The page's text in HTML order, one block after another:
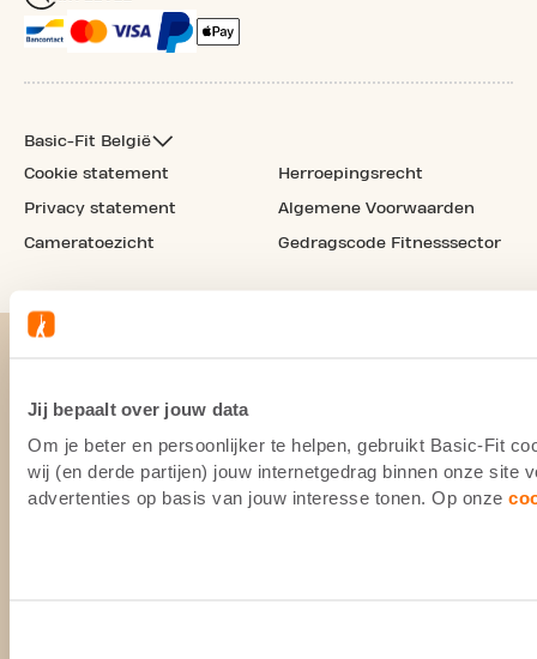
Jij bepaalt over jouw data
Om je beter en persoonlijker te helpen, gebruikt Basic-Fit
wij (en derde partijen) jouw internetgedrag binnen onze site
advertenties op basis van jouw interesse tonen. Op onze
Basic-Fit België
Cookie statement
Privacy statement
Cameratoezicht
Herroepingsrecht
Algemene Voorwaarden
Gedragscode Fitnesssector